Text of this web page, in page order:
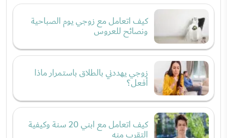
كيف اتعامل مع زوجي يوم الصباحية
ونصائح للعروس
زوجي يهددني بالطلاق باستمرار ماذا
أفعل؟
كيف اتعامل مع ابني 20 سنة وكيفية
التقرب منه